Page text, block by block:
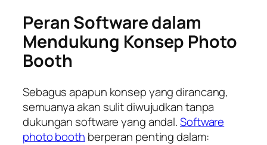
Peran Software dalam
Mendukung Konsep Photo
Booth
Sebagus apapun konsep yang dirancang,
semuanya akan sulit diwujudkan tanpa
dukungan software yang andal.Software
photo booth berperan penting dalam: